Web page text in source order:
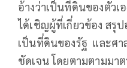
อ้างว่าเป็นที่ดินของตัว
ได้เชิญผู้ที่เกี่ยวข้อง สรุ
เป็นที่ดินของรัฐ และศา
ชัดเจน โดยตามตามมา